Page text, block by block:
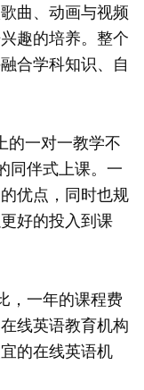
曲、动画与视频
趣的培养。整个
合学科知识、自
一对一教学不
同伴式上课。一
优点，同时也规
好的投入到课
一年的课程费
线英语教育机构
的在线英语机